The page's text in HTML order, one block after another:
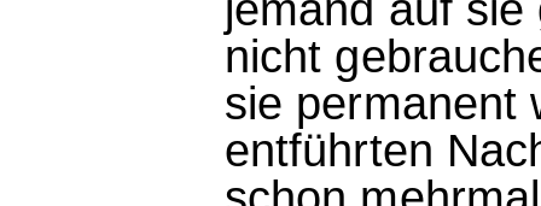
nicht
sie permanent
entführten